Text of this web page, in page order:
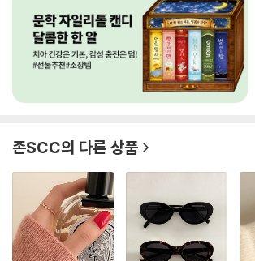
존SCC의 다른 상품